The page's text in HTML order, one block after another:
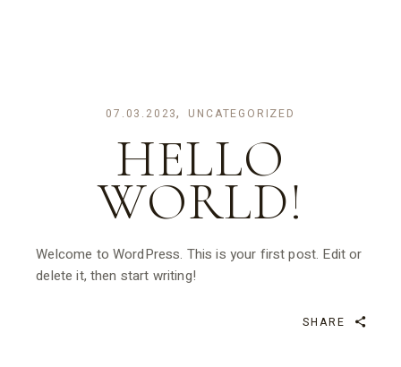
07.03.2023 UNCATEGORIZED
HELLO
WORLD!
Welcome to WordPress. This is your first post. Edit or
delete it, then start writing!
SHARE